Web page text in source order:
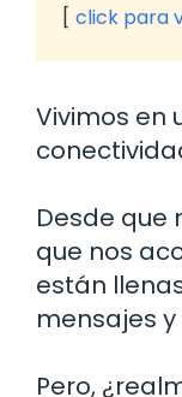
click para
Vivimos en
Desde que
que nos
están
mensajes
Pero,